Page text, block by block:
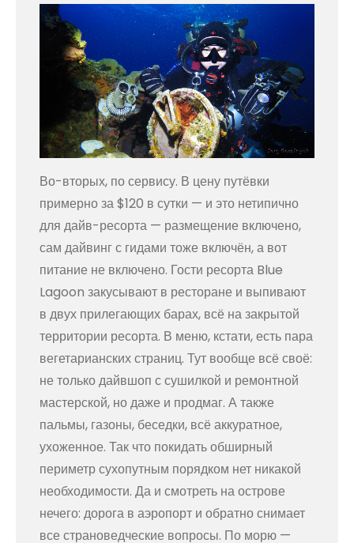
Во-вторых, по сервису. В цену путёвки
примерно за $120 в сутки — и это нетипично
для дайв-ресорта — размещение включено,
сам дайвинг с гидами тоже включён, а вот
питание не включено. Гости ресорта Blue
Lagoon закусывают в ресторане и выпивают
в двух прилегающих барах, всё на закрытой
территории ресорта. В меню, кстати, есть пара
вегетарианских страниц. Тут вообще всё своё:
не только дайвшоп с сушилкой и ремонтной
мастерской, но даже и продмаг. А также
пальмы, газоны, беседки, всё аккуратное,
ухоженное. Так что покидать обширный
периметр сухопутным порядком нет никакой
необходимости. Да и смотреть на острове
нечего: дорога в аэропорт и обратно снимает
все страноведческие вопросы. По морю —